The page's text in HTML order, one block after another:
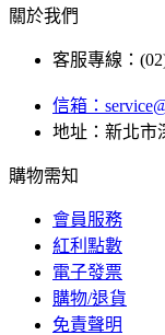
關於我們
客服專線：
信箱：
地址：新北市
購物需知
會員服務
紅利點數
電子發票
購物/退貨
免責聲明